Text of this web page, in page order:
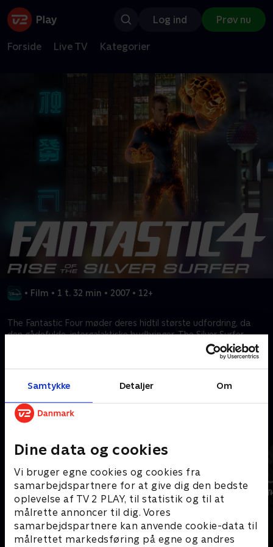
Samtykke Detaljer Om
Dine data og cookies
Vi bruger egne cookies og cookies fra
samarbejdspartnere for at give dig den bedste
oplevelse af TV 2 PLAY, til statistik og til at
målrette annoncer til dig. Vores
samarbejdspartnere kan anvende cookie-data til
målrettet markedsføring på egne og andres
Log ind Prøv nu
Forside Live TV Kategorier
• Film • 1 t. 32 min • 2007 • 12+
The Fantastic Four møder deres hidtil største udfordring, da
den gådefulde, intergalaktiske budbringer, The Silver Surfer,
kommer til Jorden for at gøre den klar til ødelæggelse.
Kræver tilkøb
Mere indhold fra Disney+